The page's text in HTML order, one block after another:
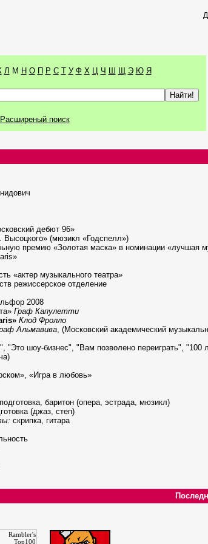
Л М Н О П Р С Т У Ф Х Ц Ч Ш Щ Э Ю Я
Расширеный поиск
дебют 96»
(мюзикл «Годспелл»)
премию «Золотая маска» в номинации «лучшая
«актер музыкального театра»
режиссерское отделение
2008
Граф Капулетти
Клод Фролло
Альмавива, (Московский академический
шоу-бизнес", "Вам позволено переиграть", "100
«Игра в любовь»
баритон (опера, эстрада, мюзикл)
(джаз, степ)
скрипка, гитара